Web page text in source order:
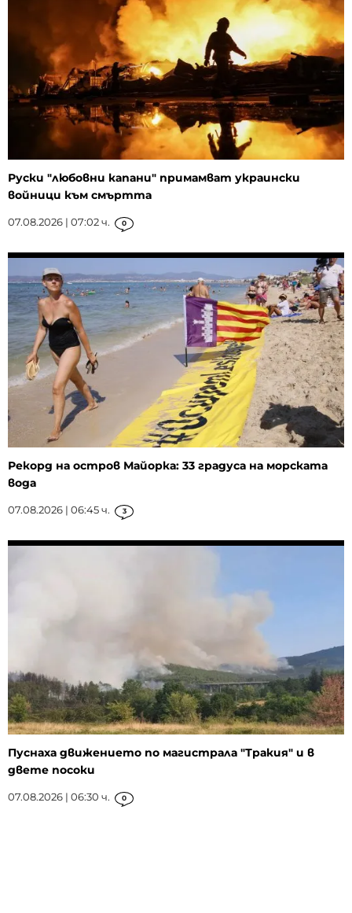
Руски "любовни капани" примамват украински
войници към смъртта
07.08.2026 | 07:02 ч. 0
Рекорд на остров Майорка: 33 градуса на морската
вода
07.08.2026 | 06:45 ч. 3
Пуснаха движението по магистрала "Тракия" и в
двете посоки
07.08.2026 | 06:30 ч. 0